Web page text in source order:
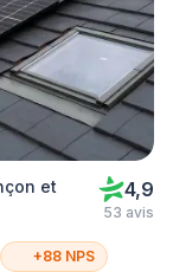
et
4,9
53 avis
+88 NPS